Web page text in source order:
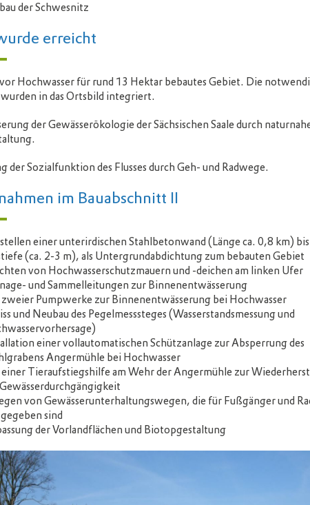
der Schwesnitz
erreicht
Hochwasser für rund 13 Hektar bebautes Gebiet. Die
in das Ortsbild integriert.
der Gewässerökologie der Sächsischen Saale durch
der Sozialfunktion des Flusses durch Geh- und Radwege.
im Bauabschnitt II
einer unterirdischen Stahlbetonwand (Länge ca. 0,8 km)
(ca. 2-3 m), als Untergrundabdichtung zum bebauten Gebiet
von Hochwasserschutzmauern und -deichen am linken Ufer
und Sammelleitungen zur Binnenentwässerung
zweier Pumpwerke zur Binnenentwässerung bei Hochwasser
und Neubau des Pegelmesssteges (Wasserstandsmessung und
einer vollautomatischen Schützanlage zur Absperrung des
Angermühle bei Hochwasser
einer Tieraufstiegshilfe am Wehr der Angermühle zur
von Gewässerunterhaltungswegen, die für Fußgänger und
sind
der Vorlandflächen und Biotopgestaltung